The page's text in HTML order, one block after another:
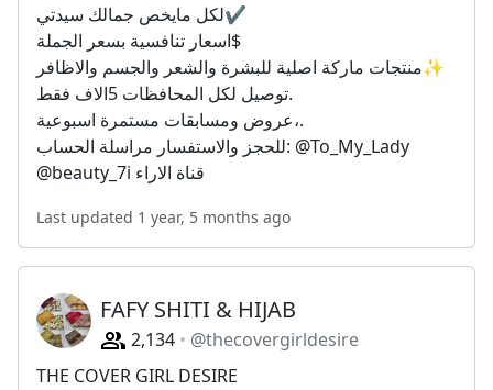
لكل مايخص جمالك سيدتي✔️
اسعار تنافسية بسعر الجملة$
منتجات ماركة اصلية للبشرة والشعر والجسم والاظافر✨
توصيل لكل المحافظات 5الاف فقط.
عروض ومسابقات مستمرة اسبوعية،.
للحجز والاستفسار مراسلة الحساب: @To_My_Lady
@beauty_7i قناة الاراء
Last updated 1 year, 5 months ago
FAFY SHITI & HIJAB
2,134
@thecovergirldesire
THE COVER GIRL DESIRE